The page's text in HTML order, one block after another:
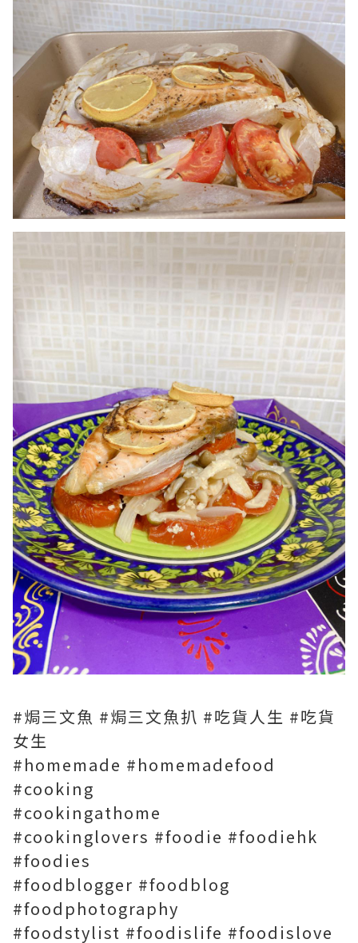
#焗三文魚 #焗三文魚扒 #吃貨人生 #吃貨
女生
#homemade #homemadefood
#cooking
#cookingathome
#cookinglovers #foodie #foodiehk
#foodies
#foodblogger #foodblog
#foodphotography
#foodstylist #foodislife #foodislove